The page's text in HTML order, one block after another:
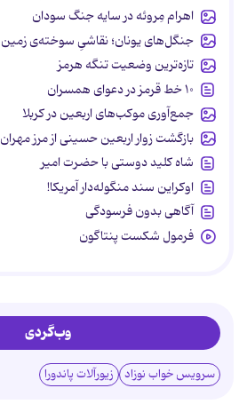
اهرام مِروئه در سایه جنگ سودان
جنگل‌های یونان؛ نقاشیِ سوخته‌ی زمین
تازه‌ترین وضعیت تنگه هرمز
۱۰ خط قرمز در دعوای همسران
جمع‌آوری موکب‌های اربعین در کربلا
بازگشت زوار اربعین حسینی از مرز مهران
شاه کلید دوستی با حضرت امیر
اوکراین سند منگوله‌دار آمریکا!
آگاهی بدون فرسودگی
فرمول شکست پنتاگون
وب‌گردی
سرویس خواب نوزاد زیورآلات پاندورا